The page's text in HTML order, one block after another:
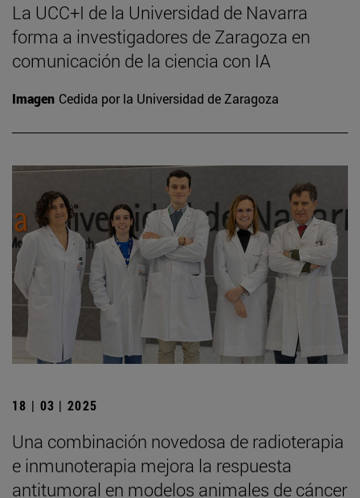
La UCC+I de la Universidad de Navarra
forma a investigadores de Zaragoza en
comunicación de la ciencia con IA
Imagen Cedida por la Universidad de Zaragoza
18 | 03 | 2025
Una combinación novedosa de radioterapia
e inmunoterapia mejora la respuesta
antitumoral en modelos animales de cáncer